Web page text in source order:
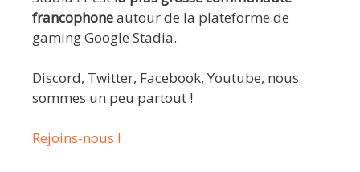
francophoneautour de la plateforme de
gaming Google Stadia.
Discord, Twitter, Facebook, Youtube, nous
sommes un peu partout !
Rejoins-nous !